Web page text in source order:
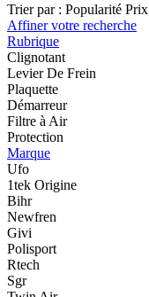
Trier par : Popularité Prix
Affiner votre recherche
Rubrique
Clignotant
Levier De Frein
Plaquette
Démarreur
Filtre à Air
Protection
Marque
Ufo
1tek Origine
Bihr
Newfren
Givi
Polisport
Rtech
Sgr